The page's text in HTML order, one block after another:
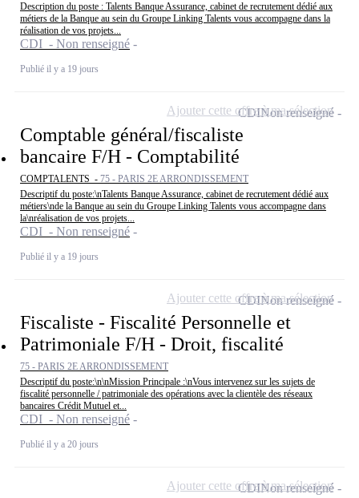
Description du poste : Talents Banque Assurance, cabinet de recrutement dédié aux
métiers de la Banque au sein du Groupe Linking Talents vous accompagne dans la
réalisation de vos projets...
CDI - Non renseigné
Publié il y a 19 jours
Comptable général/fiscaliste
bancaire F/H - Comptabilité
COMPTALENTS - 75 - PARIS 2E ARRONDISSEMENT
Descriptif du poste:\nTalents Banque Assurance, cabinet de recrutement dédié aux
métiers\nde la Banque au sein du Groupe Linking Talents vous accompagne dans
la\nréalisation de vos projets...
CDI - Non renseigné
Publié il y a 19 jours
CDINon renseigné
Ajouter cette offre à ma sélection
Fiscaliste - Fiscalité Personnelle et
Patrimoniale F/H - Droit, fiscalité
75 - PARIS 2E ARRONDISSEMENT
Descriptif du poste:\n\nMission Principale :\nVous intervenez sur les sujets de
fiscalité personnelle / patrimoniale des opérations avec la clientèle des réseaux
bancaires Crédit Mutuel et...
CDI - Non renseigné
Publié il y a 20 jours
CDINon renseigné
Ajouter cette offre à ma sélection
CDINon renseigné
Ajouter cette offre à ma sélection